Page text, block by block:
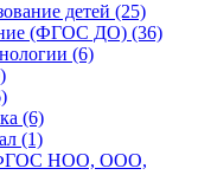
детей (25)
(ФГОС ДО) (36)
(6)
(6)
(1)
(ФГОС НОО, ООО,